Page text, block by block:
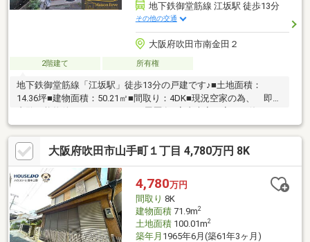
地下鉄御堂筋線 江坂駅 徒歩13分
その他の交通
大阪府吹田市南金田２
2階建て 所有権
地下鉄御堂筋線「江坂駅」徒歩13分の戸建です♪■土地面積：
14.36坪■建物面積：50.21㎡■間取り：4DK■現況空家の為、 即日
す♪■物件にご興味ございましたら、 お気軽にお申しつけ下さい
ませ！【周辺環境】・吹田南小学校（約500ｍ）・第六小学校
（約770ｍ）・キリン堂南金田店（約400）・南吹田公園（約700
ｍ）・認定こども園かんらんこども園（390ｍ）・コーヨー江坂
店（約880ｍ）・業務スーパー江坂店（約500ｍ）
大阪府吹田市山手町１丁目 4,780万円 8K
4,780万円
間取り 8K
建物面積71.9m2
土地面積100.01m2
築年月 1965年6月(築61年3ヶ月)